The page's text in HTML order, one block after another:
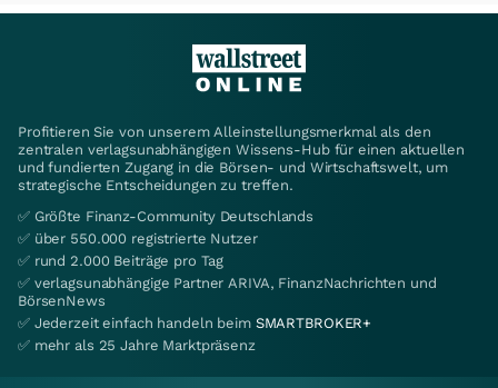
Profitieren Sie von unserem Alleinstellungsmerkmal als den
zentralen verlagsunabhängigen Wissens-Hub für einen aktuellen
und fundierten Zugang in die Börsen- und Wirtschaftswelt, um
strategische Entscheidungen zu treffen.
✅ Größte Finanz-Community Deutschlands
✅ über 550.000 registrierte Nutzer
✅ rund 2.000 Beiträge pro Tag
✅ verlagsunabhängige Partner ARIVA, FinanzNachrichten und
BörsenNews
✅ Jederzeit einfach handeln beim SMARTBROKER+
✅ mehr als 25 Jahre Marktpräsenz